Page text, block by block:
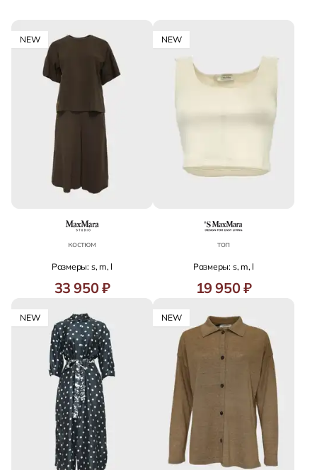
NEW
костюм
Размеры: s, m, l
33 950 ₽
NEW
топ
Размеры: s, m, l
19 950 ₽
NEW NEW